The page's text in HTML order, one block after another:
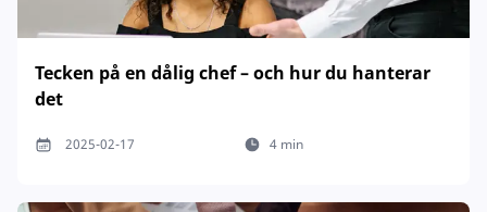
Tecken på en dålig chef – och hur du hanterar
det
2025-02-17 4 min